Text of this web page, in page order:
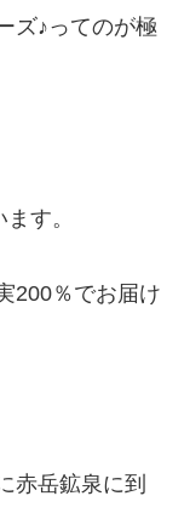
ズ♪ってのが極
す。
200％でお届け
赤岳鉱泉に到